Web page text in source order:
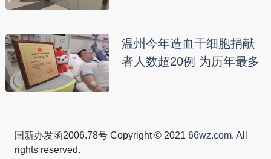
温州今年造血干细胞捐献
者人数超20例 为历年最多
国新办发函2006.78号 Copyright © 2021 66wz.com. All
rights reserved.